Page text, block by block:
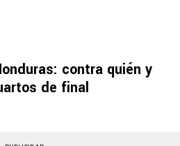
contra quién y
de final